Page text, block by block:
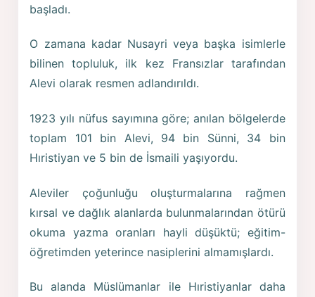
başladı.
O zamana kadar Nusayri veya başka isimlerle
bilinen topluluk, ilk kez Fransızlar tarafından
Alevi olarak resmen adlandırıldı.
1923 yılı nüfus sayımına göre; anılan bölgelerde
toplam 101 bin Alevi, 94 bin Sünni, 34 bin
Hıristiyan ve 5 bin de İsmaili yaşıyordu.
Aleviler çoğunluğu oluşturmalarına rağmen
kırsal ve dağlık alanlarda bulunmalarından ötürü
okuma yazma oranları hayli düşüktü; eğitim-
öğretimden yeterince nasiplerini almamışlardı.
Bu alanda Müslümanlar ile Hıristiyanlar daha